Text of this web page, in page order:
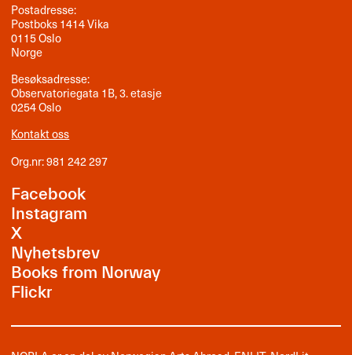
Postadresse:
Postboks 1414 Vika
0115 Oslo
Norge
Besøksadresse:
Observatoriegata 1B, 3. etasje
0254 Oslo
Kontakt oss
Org.nr: 981 242 297
Facebook
Instagram
X
Nyhetsbrev
Books from Norway
Flickr